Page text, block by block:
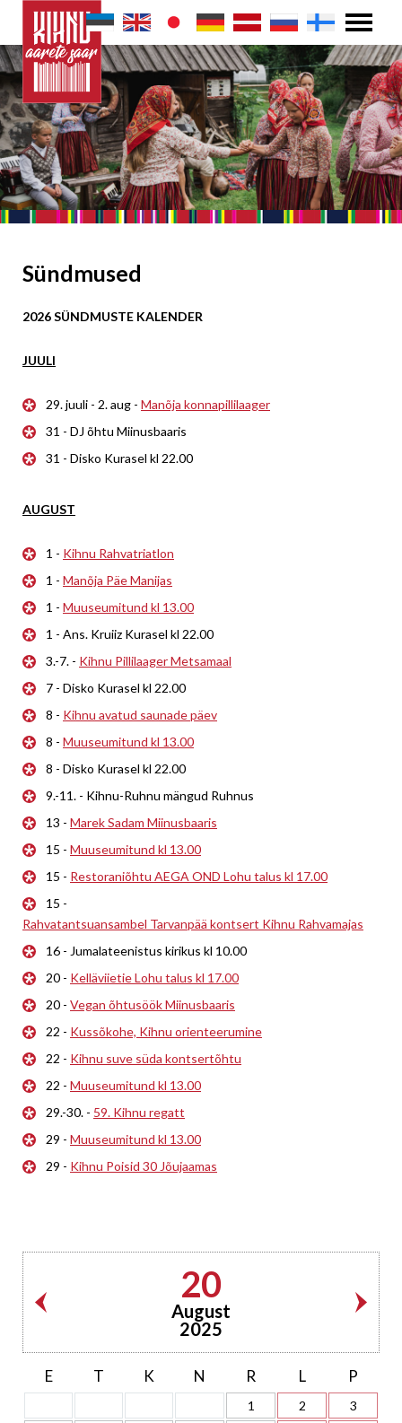
Sündmused
2026 SÜNDMUSTE KALENDER
JUULI
29. juuli - 2. aug - Manõja konnapillilaager
31 - DJ õhtu Miinusbaaris
31 - Disko Kurasel kl 22.00
AUGUST
1 - Kihnu Rahvatriatlon
1 - Manõja Päe Manijas
1 - Muuseumitund kl 13.00
1 - Ans. Kruiiz Kurasel kl 22.00
3.-7. - Kihnu Pillilaager Metsamaal
7 - Disko Kurasel kl 22.00
8 - Kihnu avatud saunade päev
8 - Muuseumitund kl 13.00
8 - Disko Kurasel kl 22.00
9.-11. - Kihnu-Ruhnu mängud Ruhnus
13 - Marek Sadam Miinusbaaris
15 - Muuseumitund kl 13.00
15 - Restoraniõhtu AEGA OND Lohu talus kl 17.00
15 -
Rahvatantsuansambel Tarvanpää kontsert Kihnu Rahvamajas
16 - Jumalateenistus kirikus kl 10.00
20 - Kelläviietie Lohu talus kl 17.00
20 - Vegan õhtusöök Miinusbaaris
22 - Kussõkohe, Kihnu orienteerumine
22 - Kihnu suve süda kontsertõhtu
22 - Muuseumitund kl 13.00
29.-30. - 59. Kihnu regatt
29 - Muuseumitund kl 13.00
29 - Kihnu Poisid 30 Jõujaamas
20
August
2025
E T K N R L P
1 2
3